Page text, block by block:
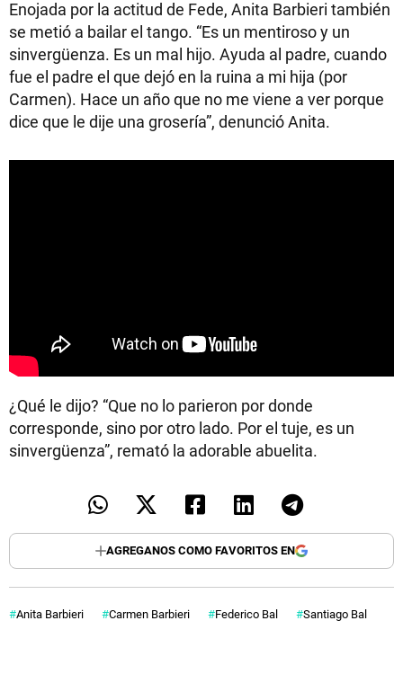
Enojada por la actitud de Fede, Anita Barbieri también
se metió a bailar el tango. “Es un mentiroso y un
sinvergüenza. Es un mal hijo. Ayuda al padre, cuando
fue el padre el que dejó en la ruina a mi hija (por
Carmen). Hace un año que no me viene a ver porque
dice que le dije una grosería”, denunció Anita.
¿Qué le dijo? “Que no lo parieron por donde
corresponde, sino por otro lado. Por el tuje, es un
sinvergüenza”, remató la adorable abuelita.
AGREGANOS COMO FAVORITOS EN
Anita Barbieri Carmen Barbieri Federico Bal Santiago Bal